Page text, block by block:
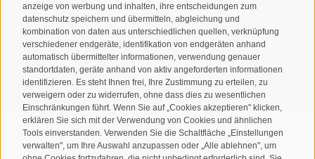
anzeige von werbung und inhalten, ihre entscheidungen zum
datenschutz speichern und übermitteln, abgleichung und
kombination von daten aus unterschiedlichen quellen, verknüpfung
verschiedener endgeräte, identifikation von endgeräten anhand
automatisch übermittelter informationen, verwendung genauer
standortdaten, geräte anhand von aktiv angeforderten informationen
identifizieren. Es steht Ihnen frei, Ihre Zustimmung zu erteilen, zu
verweigern oder zu widerrufen, ohne dass dies zu wesentlichen
Einschränkungen führt. Wenn Sie auf „Cookies akzeptieren" klicken,
erklären Sie sich mit der Verwendung von Cookies und ähnlichen
Tools einverstanden. Verwenden Sie die Schaltfläche „Einstellungen
verwalten", um Ihre Auswahl anzupassen oder „Alle ablehnen", um
Ich habe dieDatenschutzbestimmungengelesen und
verstanden und stimme der Verarbeitung meiner
personenbezogenen Daten durch den Verantwortlichen zu
ANMELDEN